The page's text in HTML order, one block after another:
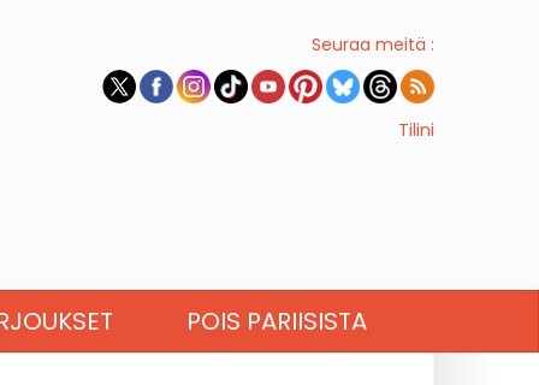
Seuraa meitä :
Tilini
POIS PARIISISTA